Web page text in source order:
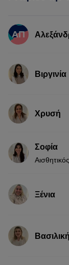
ΑΠ
Υπηρεσίες
Βιργινία
ΥπηρεσίεςΧρυσή
Υπηρεσίες
Σοφία
Αισθητικός
Υπηρεσίες
Ξένια
Υπηρεσίες
Βασιλική